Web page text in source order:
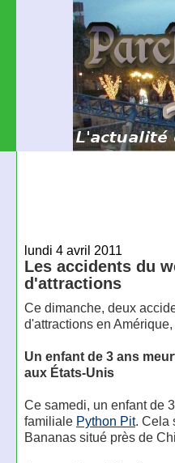
lundi 4 avril 2011
Les accidents du
d'attractions
Ce dimanche, deux
d'attractions en
Un enfant de 3 ans
aux États-Unis
Ce samedi, un enfant de
familiale Python Pit. Cela
Bananas situé près de